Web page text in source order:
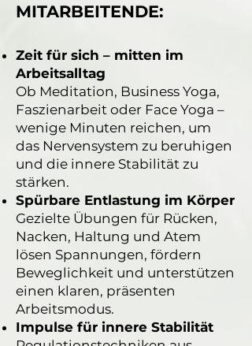
MITARBEITENDE:
Zeit für sich – mitten im
Arbeitsalltag
Ob Meditation, Business Yoga,
Faszienarbeit oder Face Yoga –
wenige Minuten reichen, um
das Nervensystem zu beruhigen
und die innere Stabilität zu
stärken.
Spürbare Entlastung im Körper
Gezielte Übungen für Rücken,
Nacken, Haltung und Atem
lösen Spannungen, fördern
Beweglichkeit und unterstützen
einen klaren, präsenten
Arbeitsmodus.
Impulse für innere Stabilität